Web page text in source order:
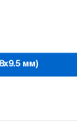
мм)